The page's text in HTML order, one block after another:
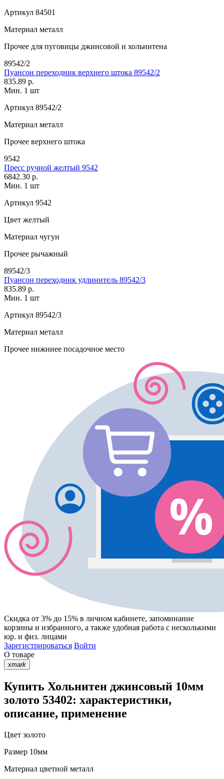
Артикул 84501
Материал металл
Прочее для пуговицы джинсовой и хольнитена
89542/2
Пуансон переходник верхнего штока 89542/2
835.89 р.
Мин. 1 шт
Артикул 89542/2
Материал металл
Прочее верхнего штока
9542
Пресс ручной желтый 9542
6842.30 р.
Мин. 1 шт
Артикул 9542
Цвет желтый
Материал чугун
Прочее рычажный
89542/3
Пуансон переходник удлинитель 89542/3
835.89 р.
Мин. 1 шт
Артикул 89542/3
Материал металл
Прочее нижниее посадочное место
Скидка от 3% до 15% в личном кабинете, запоминание
корзины и избранного, а также удобная работа с несколькими
юр. и физ. лицами
Зарегистрироваться Войти
О товаре
xmark
Купить Хольнитен джинсовый 10мм
золото 53402: характеристики,
описание, применение
Цвет золото
Размер 10мм
Материал цветной металл